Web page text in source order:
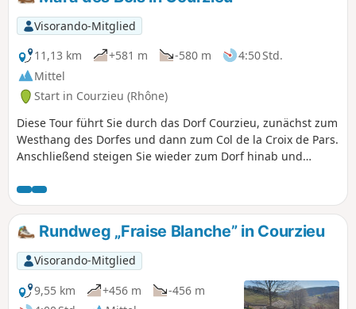
Landschaft, auch in den bewaldeten Teilen
mit Eichen-, Kastanien- und Hainbuchen-
Niederwald. Außergewöhnliche
Panoramablicke auf die Berge von Tarare
(insbesondere an der Orientierungstafel
„Lafont”), Lyon und die Ebene des Ain.
Praktisch kein Asphalt. Was für ein Glück!
Visorando-Mitglied
11,13 km
+581 m -580 m
4:50 Std.
Mittel
Start in Courzieu (Rhône)
Diese Tour führt Sie durch das Dorf Courzieu, zunächst zum
Westhang des Dorfes und dann zum Col de la Croix de Pars.
Anschließend steigen Sie wieder zum Dorf hinab und
Rundweg „Fraise Blanche” in Courzieu
Visorando-Mitglied
9,55 km
+456 m
-456 m